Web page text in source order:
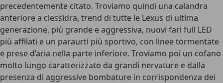
precedentemente citato. Troviamo quindi una calandra
anteriore a clessidra, trend di tutte le Lexus di ultima
generazione, più grande e aggressiva, nuovi fari full LED
più affilati e un paraurti più sportivo, con linee tormentate
e prese d’aria nella parte inferiore. Troviamo poi un cofano
molto lungo caratterizzato da grandi nervature e dalla
presenza di aggressive bombature in corrispondenza dei